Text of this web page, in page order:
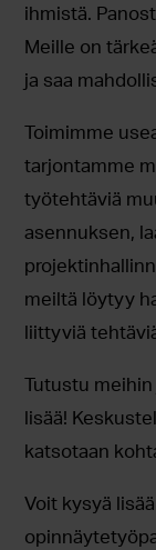
ihmistä.
Meille on
ja saa
Toimimme
tarjontamme
työtehtäviä
asennuksen,
meiltä löytyy
liittyviä
Tutustu
lisää!
katsotaan
Voit kysyä